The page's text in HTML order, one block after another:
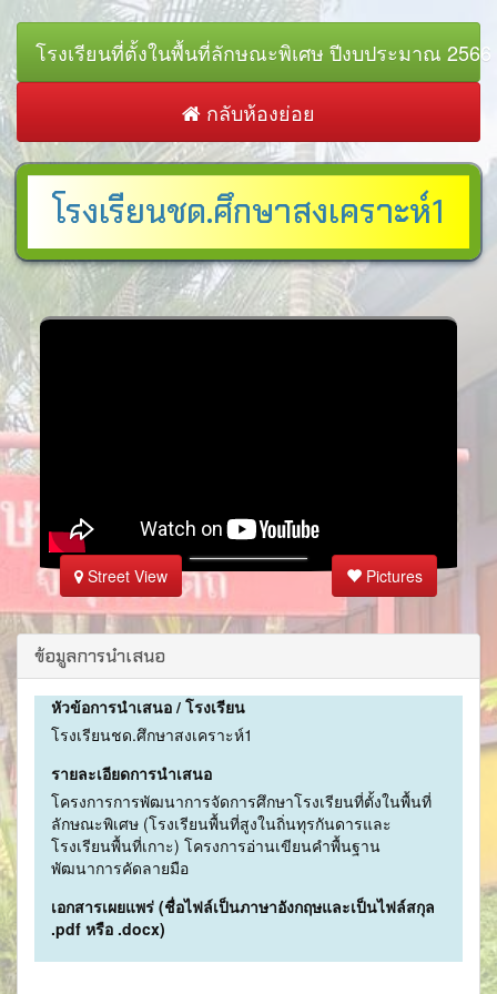
โรงเรียนที่ตั้งในพื้นที่ลักษณะพิเศษ ปีงบประมาณ 2566
กลับห้องย่อย
โรงเรียนชด.ศึกษาสงเคราะห์1
Street View Pictures
ข้อมูลการนำเสนอ
หัวข้อการนำเสนอ / โรงเรียน
โรงเรียนชด.ศึกษาสงเคราะห์1
รายละเอียดการนำเสนอ
โครงการการพัฒนาการจัดการศึกษาโรงเรียนที่ตั้งในพื้นที่
ลักษณะพิเศษ (โรงเรียนพื้นที่สูงในถิ่นทุรกันดารและ
โรงเรียนพื้นที่เกาะ) โครงการอ่านเขียนคำพื้นฐาน
พัฒนาการคัดลายมือ
เอกสารเผยแพร่ (ชื่อไฟล์เป็นภาษาอังกฤษและเป็นไฟล์สกุล
.pdf หรือ .docx)